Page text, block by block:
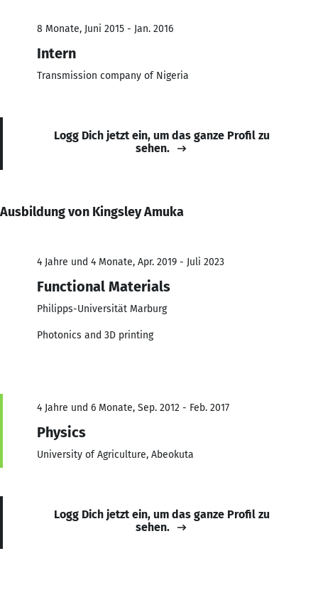
8 Monate, Juni 2015 - Jan. 2016
Intern
Transmission company of Nigeria
Logg Dich jetzt ein, um das ganze Profil zu
sehen.
Ausbildung von Kingsley Amuka
4 Jahre und 4 Monate, Apr. 2019 - Juli 2023
Functional Materials
Philipps-Universität Marburg
Photonics and 3D printing
4 Jahre und 6 Monate, Sep. 2012 - Feb. 2017
Physics
University of Agriculture, Abeokuta
Logg Dich jetzt ein, um das ganze Profil zu
sehen.